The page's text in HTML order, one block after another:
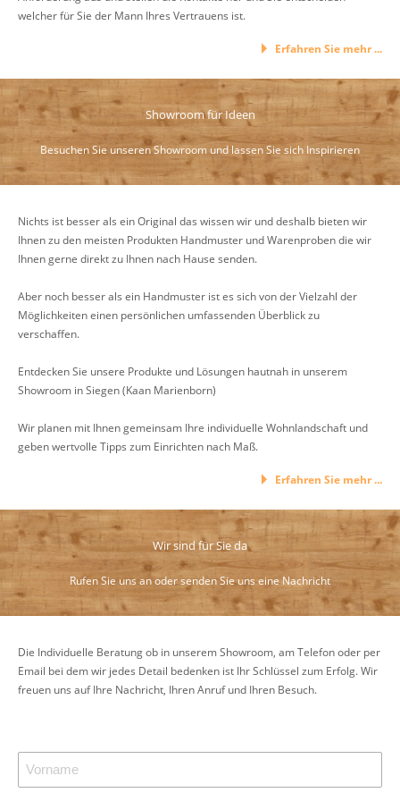
welcher für Sie der Mann Ihres Vertrauens ist.
Erfahren Sie mehr ...
Showroom für Ideen
Besuchen Sie unseren Showroom und lassen Sie sich Inspirieren
Nichts ist besser als ein Original das wissen wir und deshalb bieten wir
Ihnen zu den meisten Produkten Handmuster und Warenproben die wir
Ihnen gerne direkt zu Ihnen nach Hause senden.
Aber noch besser als ein Handmuster ist es sich von der Vielzahl der
Möglichkeiten einen persönlichen umfassenden Überblick zu
verschaffen.
Entdecken Sie unsere Produkte und Lösungen hautnah in unserem
Showroom in Siegen (Kaan Marienborn)
Wir planen mit Ihnen gemeinsam Ihre individuelle Wohnlandschaft und
geben wertvolle Tipps zum Einrichten nach Maß.
Erfahren Sie mehr ...
Wir sind für Sie da
Rufen Sie uns an oder senden Sie uns eine Nachricht
Die Individuelle Beratung ob in unserem Showroom, am Telefon oder per
Email bei dem wir jedes Detail bedenken ist Ihr Schlüssel zum Erfolg. Wir
freuen uns auf Ihre Nachricht, Ihren Anruf und Ihren Besuch.